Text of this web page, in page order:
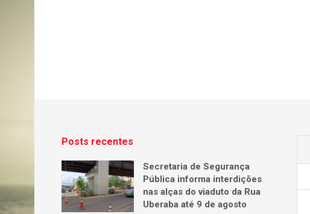
Posts recentes
Secretaria de Segurança
Pública informa interdições
nas alças do viaduto da Rua
Uberaba até 9 de agosto